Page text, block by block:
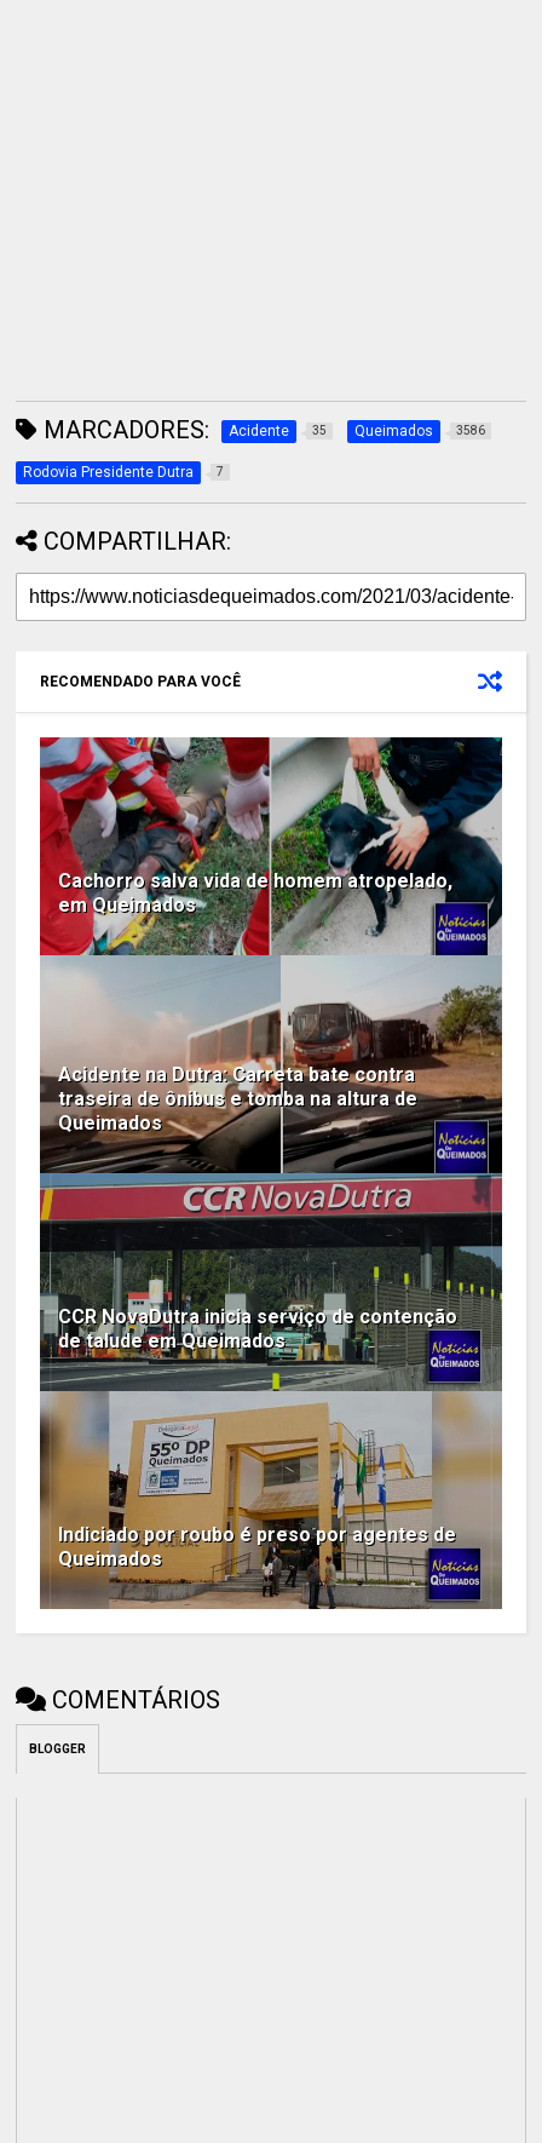
MARCADORES: Acidente 35 Queimados 3586
Rodovia Presidente Dutra 7
COMPARTILHAR:
RECOMENDADO PARA VOCÊ
Cachorro salva vida de homem atropelado,
em Queimados
Acidente na Dutra: Carreta bate contra
traseira de ônibus e tomba na altura de
Queimados
CCR NovaDutra inicia serviço de contenção
de talude em Queimados
Indiciado por roubo é preso por agentes de
Queimados
COMENTÁRIOS
BLOGGER